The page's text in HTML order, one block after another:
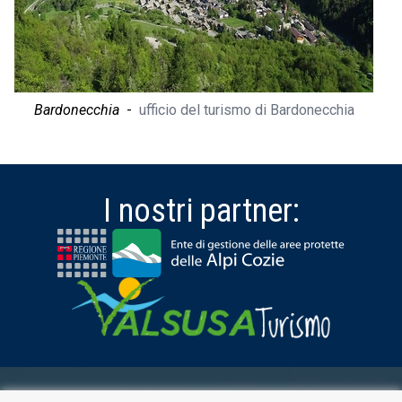
Bardonecchia - ufficio del turismo di Bardonecchia
I nostri partner: